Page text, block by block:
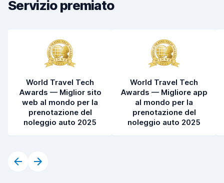
Condizioni dell'auto
Servizio premiato
World Travel Tech
Awards — Miglior sito
web al mondo per la
prenotazione del
noleggio auto 2025
World Travel Tech
Awards — Migliore app
al mondo per la
prenotazione del
noleggio auto 2025